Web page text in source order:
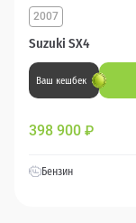
Suzuki SX4
2007
Ваш кешбек
398 900 ₽
Бензин